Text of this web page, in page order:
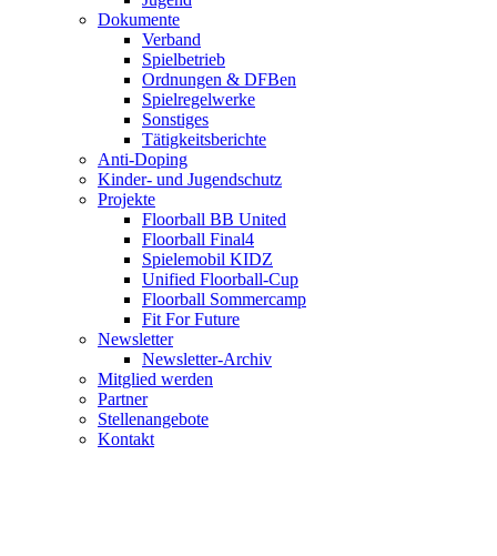
Dokumente
Verband
Spielbetrieb
Ordnungen & DFBen
Spielregelwerke
Sonstiges
Tätigkeitsberichte
Anti-Doping
Kinder- und Jugendschutz
Projekte
Floorball BB United
Floorball Final4
Spielemobil KIDZ
Unified Floorball-Cup
Floorball Sommercamp
Fit For Future
Newsletter
Newsletter-Archiv
Mitglied werden
Partner
Stellenangebote
Kontakt